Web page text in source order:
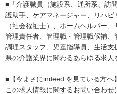
■「介護職員（施設系、通所系、訪
護助手、ケアマネージャー、リハビ
（社会福祉士）、ホームヘルパー
管理責任者、管理職・管理職候補、
調理スタッフ、児童指導員、生活
県の介護業界に関わるあらゆる求人
■【今まさにindeed を見ている方へ】
この求人情報に関するお問い合わ